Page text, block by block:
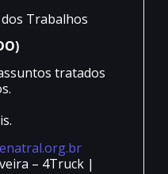
Trabalhos
tratados
– 4Truck |